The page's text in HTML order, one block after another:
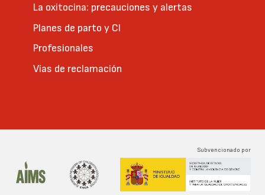
La oxitocina: precauciones y alertas
Planes de parto y CI
Profesionales
Vías de reclamación
Subvencionado por